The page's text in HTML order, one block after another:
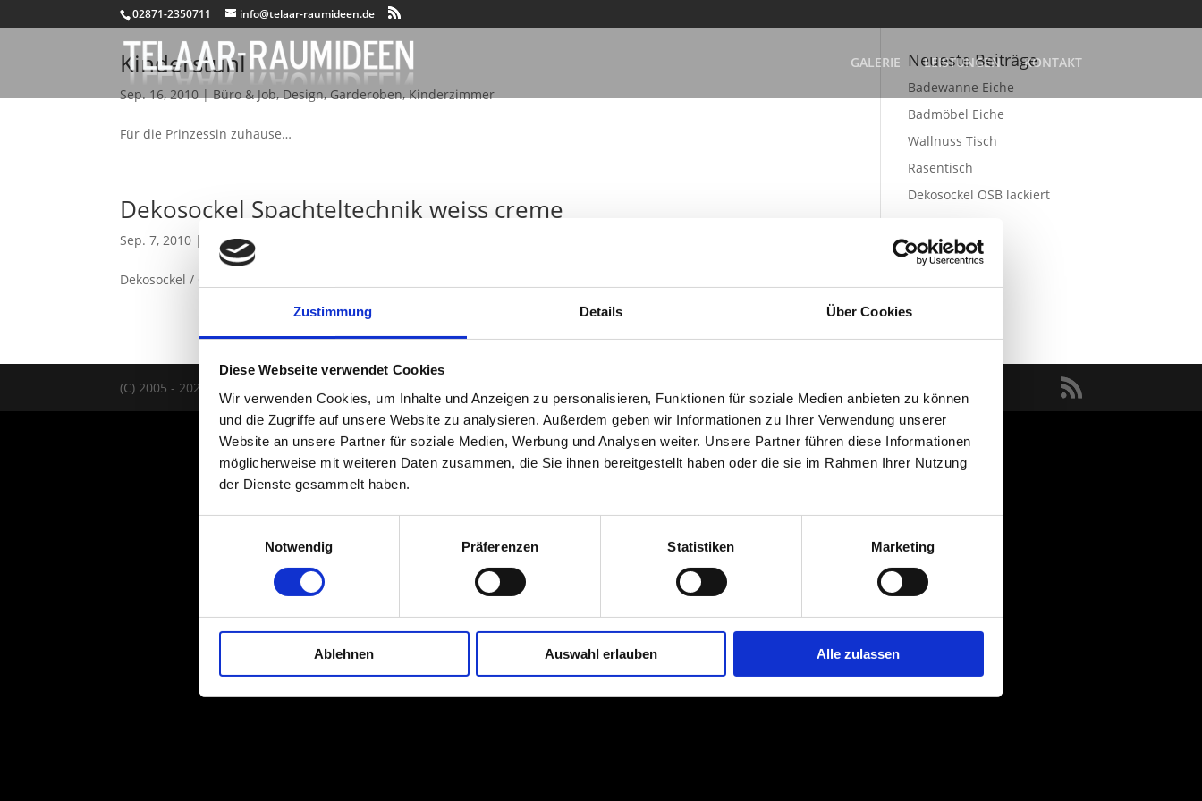
Zustimmung Details Über Cookies
Diese Webseite verwendet Cookies
Wir verwenden Cookies, um Inhalte und Anzeigen zu personalisieren, Funktionen für soziale Medien anbieten zu können
und die Zugriffe auf unsere Website zu analysieren. Außerdem geben wir Informationen zu Ihrer Verwendung unserer
Website an unsere Partner für soziale Medien, Werbung und Analysen weiter. Unsere Partner führen diese Informationen
möglicherweise mit weiteren Daten zusammen, die Sie ihnen bereitgestellt haben oder die sie im Rahmen Ihrer Nutzung
der Dienste gesammelt haben.
Notwendig
Präferenzen Statistiken Marketing
Ablehnen Auswahl erlauben Alle zulassen
02871-2350711 info@telaar-raumideen.de
GALERIE LEISTUNGEN KONTAKT
Kinderstuhl
Sep. 16, 2010|Büro & Job,Design,Garderoben,Kinderzimmer
Für die Prinzessin zuhause…
Dekosockel Spachteltechnik weiss creme
Sep. 7, 2010 | Badezimmer
Dekosockel / Galeriesockel / Podest
Neueste Beiträge
Badewanne Eiche
Badmöbel Eiche
Wallnuss Tisch
Rasentisch
Dekosockel OSB lackiert
(C) 2005 - 2026 TELAAR RAUMIDEEN |